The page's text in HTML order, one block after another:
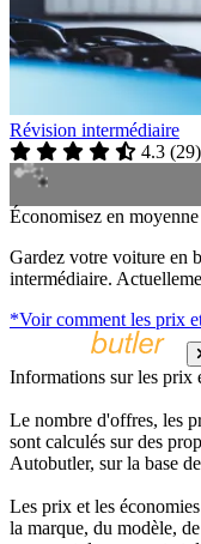
Révision intermédiaire
4.3 (29)
Économisez en
Gardez votre voiture en
intermédiaire.
*Voir comment les prix
Informations sur les prix
Le nombre d'offres, les
sont calculés sur des
Autobutler, sur la base
Les prix et les
la marque, du modèle,